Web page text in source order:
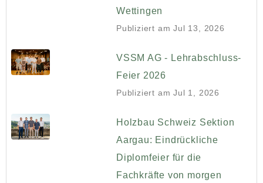
Wettingen
Publiziert am Jul 13, 2026
VSSM AG - Lehrabschluss-
Feier 2026
Publiziert am Jul 1, 2026
Holzbau Schweiz Sektion
Aargau: Eindrückliche
Diplomfeier für die
Fachkräfte von morgen